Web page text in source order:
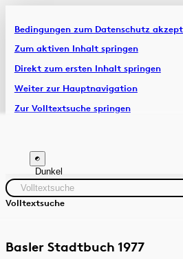
Bedingungen zum Datenschutz
Zum aktiven Inhalt springen
Direkt zum ersten Inhalt springen
Weiter zur Hauptnavigation
Zur Volltextsuche springen
Artikel &
Dunkel
Volltextsuche
Zeitraum Autor:in
Basler Stadtbuch 1977